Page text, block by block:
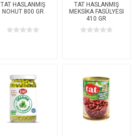
TAT HASLANMIŞ
NOHUT 800 GR
TAT HASLANMIŞ
MEKSİKA FASÜLYESI
410 GR